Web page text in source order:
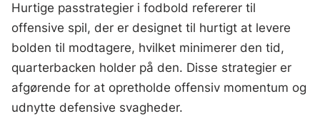
Hurtige passtrategier i fodbold refererer til
offensive spil, der er designet til hurtigt at levere
bolden til modtagere, hvilket minimerer den tid,
quarterbacken holder på den. Disse strategier er
afgørende for at opretholde offensiv momentum og
udnytte defensive svagheder.